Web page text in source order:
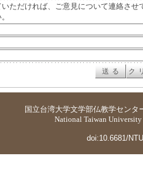
ただければ、ご意見について連絡さ
国立台湾大学文学部仏教学センタ
National Taiwan
doi:10.6681/